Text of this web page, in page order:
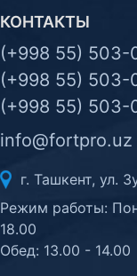
КОНТАКТЫ
(+998 55) 503-
(+998 55) 503-
(+998 55) 503-
info@fortpro.uz
г. Ташкент, ул.
Режим работы:
18.00
Обед: 13.00 - 14.00